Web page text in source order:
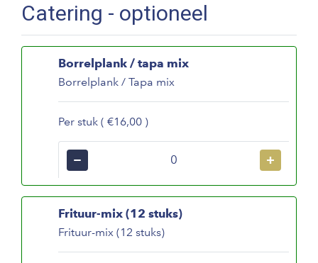
Catering - optioneel
Borrelplank / tapa mix
Borrelplank / Tapa mix
Per stuk ( €16,00 )
− +
Frituur-mix (12 stuks)
Frituur-mix (12 stuks)